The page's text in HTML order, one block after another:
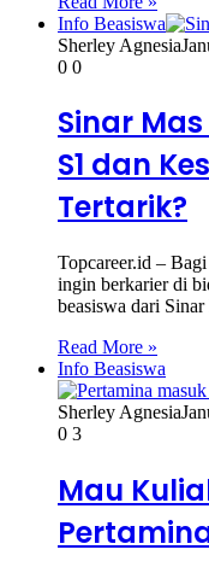
Info Beasiswa
Sherley Agnesia
0 0
Sinar
S1 dan
Tertarik?
Topcareer.id –
ingin berkarier di
beasiswa dari
Read More »
Info Beasiswa
Sherley Agnesia
0 3
Mau